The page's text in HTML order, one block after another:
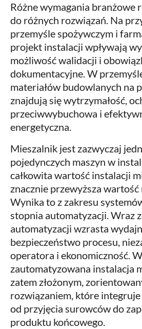
Różne wymagania branżowe
do różnych rozwiązań. Na
przemyśle spożywczym i
projekt instalacji wpływają
możliwość walidacji i
dokumentacyjne. W
materiałów budowlanych na
znajdują się wytrzymałość,
przeciwwybuchowa i
energetyczna.
Mieszalnik jest zazwyczaj
pojedynczych maszyn w
całkowita wartość instalacji
znacznie przewyższa wartość
Wynika to z zakresu
stopnia automatyzacji. Wraz
automatyzacji wzrasta
bezpieczeństwo procesu,
operatora i ekonomiczność.
zautomatyzowana instalacja
zatem złożonym,
rozwiązaniem, które
od przyjęcia surowców do
produktu końcowego.